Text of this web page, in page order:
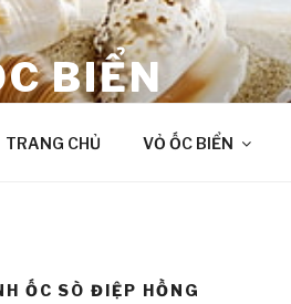
BIỂN
TRANG CHỦ VỎ ỐC BIỂN
ỐC SÒ ĐIỆP HỒNG